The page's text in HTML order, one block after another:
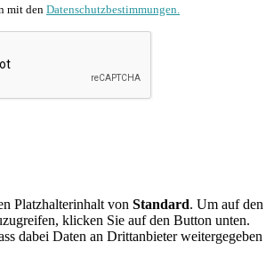
mit den Datenschutzbestimmungen.
Platzhalterinhalt von Standard. Um auf den
klicken Sie auf den Button unten.
dabei Daten an Drittanbieter weitergegeben